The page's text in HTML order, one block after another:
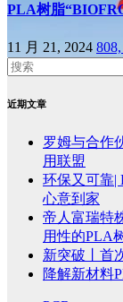
PLA树脂
11 月 21, 2024
近期文章
罗姆与合作
用联盟
环保又可靠|
心意到家
帝人富瑞特
用性的PLA
新突破丨首
降解新材料